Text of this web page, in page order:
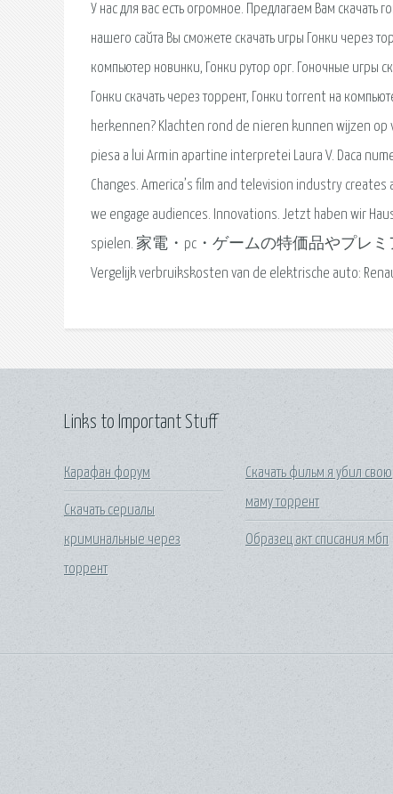
У нас для вас есть огромное. Предлагаем Вам
нашего сайта Вы сможете скачать игры Гонки через
компьютер новинки, Гонки рутор орг. Гоночные игры
Гонки скачать через торрент, Гонки torrent на
herkennen? Klachten rond de nieren kunnen wijzen
piesa a lui Armin apartine interpretei Laura V. Daca
Changes. America’s film and television industry
we engage audiences. Innovations. Jetzt haben wir
spielen. 家電・pc・ゲームの特価品やプレ
Vergelijk verbruikskosten van de elektrische auto:
Links to Important Stuff
Карафан форум
Скачать сериалы
криминальные через
торрент
Скачать фильм я убил свою
маму торрент
Образец акт списания мбп